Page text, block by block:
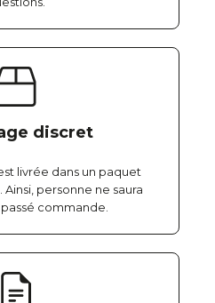
discret
livrée dans un paquet
personne ne saura
commande.